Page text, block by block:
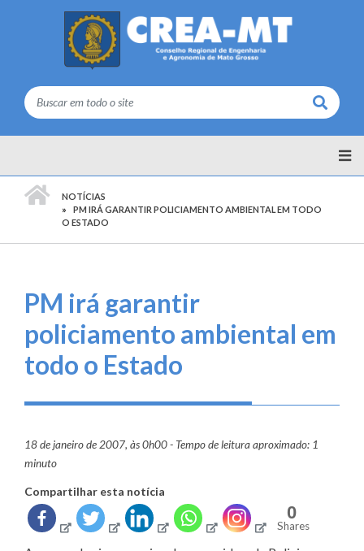
Buscar
NOTÍCIAS
PM IRÁ GARANTIR POLICIAMENTO AMBIENTAL EM TODO
O ESTADO
PM irá garantir
policiamento ambiental em
todo o Estado
18 de janeiro de 2007, às 0h00 - Tempo de leitura aproximado: 1
minuto
Compartilhar esta notícia
0
Shares